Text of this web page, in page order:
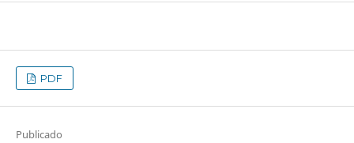
PDF
Publicado